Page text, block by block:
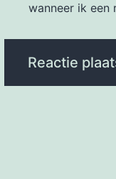
wanneer ik een